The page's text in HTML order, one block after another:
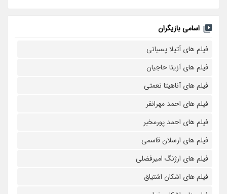
اسامی بازیگران
فیلم های آتیلا پسیانی
فیلم های آزیتا حاجیان
فیلم های آناهیتا نعمتی
فیلم های احمد مهرانفر
فیلم های احمد پورمخبر
فیلم های ارسلان قاسمی
فیلم های ارژنگ امیرفضلی
فیلم های اشکان اشتیاق